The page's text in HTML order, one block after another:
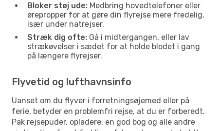
Bloker støj ude: Medbring hovedtelefoner eller
ørepropper for at gøre din flyrejse mere fredelig,
især under natrejser.
Stræk dig ofte: Gå i midtergangen, eller lav
strækøvelser i sædet for at holde blodet i gang
på længere flyrejser.
Flyvetid og lufthavnsinfo
Uanset om du flyver i forretningsøjemed eller på
ferie, betyder en problemfri rejse, at du er forberedt.
Pak rejsepuder, opladere, en god bog og alle andre